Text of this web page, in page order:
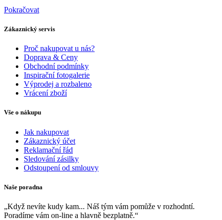
Pokračovat
Zákaznický servis
Proč nakupovat u nás?
Doprava & Ceny
Obchodní podmínky
Inspirační fotogalerie
Výprodej a rozbaleno
Vrácení zboží
Vše o nákupu
Jak nakupovat
Zákaznický účet
Reklamační řád
Sledování zásilky
Odstoupení od smlouvy
Naše poradna
„Když nevíte kudy kam... Náš tým vám pomůže v rozhodntí.
Poradíme vám on-line a hlavně bezplatně.“